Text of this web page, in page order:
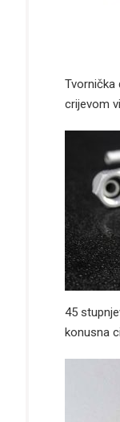
Tvornička
crijevom
45
konusna